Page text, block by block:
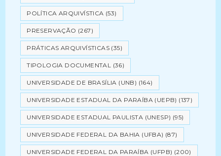
POLÍTICA ARQUIVÍSTICA (53)
PRESERVAÇÃO (267)
PRÁTICAS ARQUIVÍSTICAS (35)
TIPOLOGIA DOCUMENTAL (36)
UNIVERSIDADE DE BRASÍLIA (UNB) (164)
UNIVERSIDADE ESTADUAL DA PARAÍBA (UEPB) (137)
UNIVERSIDADE ESTADUAL PAULISTA (UNESP) (95)
UNIVERSIDADE FEDERAL DA BAHIA (UFBA) (87)
UNIVERSIDADE FEDERAL DA PARAÍBA (UFPB) (200)